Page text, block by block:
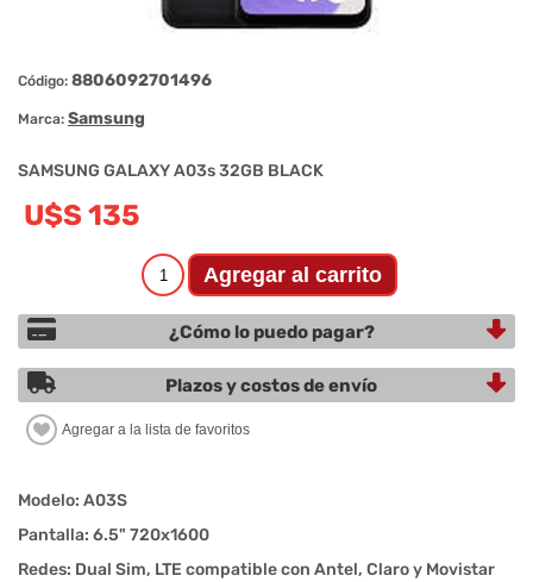
Código: 8806092701496
Marca: Samsung
SAMSUNG GALAXY A03s 32GB BLACK
U$S 135
¿Cómo lo puedo pagar?
Plazos y costos de envío
Modelo: A03S
Pantalla: 6.5" 720x1600
Redes: Dual Sim, LTE compatible con Antel, Claro y Movistar